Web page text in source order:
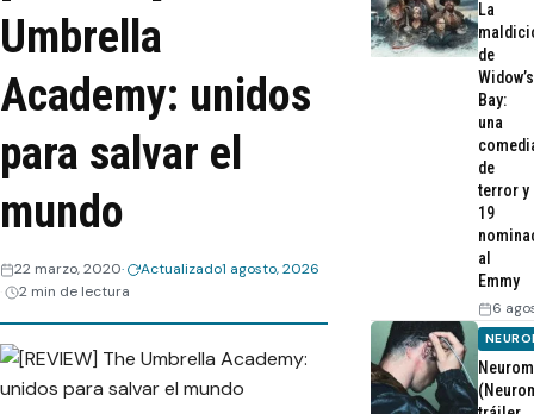
Streaming
Recomendaciones
Umbrella
Academy: unidos
para salvar el
mundo
22 marzo, 2020 Actualizado1 agosto, 2026
2 min de lectura
La
de
Widow’s
Bay:
una
de
terror y
19
al
Emmy
6